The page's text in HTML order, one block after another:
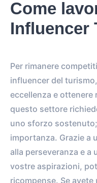
Come
Influencer
Per rimanere
influencer del
eccellenza e
questo settore
uno sforzo
importanza. Grazie a
alla perseveranza e a
vostre aspirazioni,
ricompense. Se